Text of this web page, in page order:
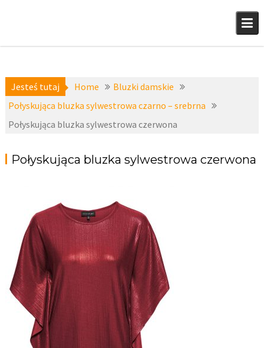
Jesteś tutaj Home
Bluzki damskie
Połyskująca bluzka sylwestrowa czarno – srebrna
Połyskująca bluzka sylwestrowa czerwona
Połyskująca bluzka sylwestrowa czerwona